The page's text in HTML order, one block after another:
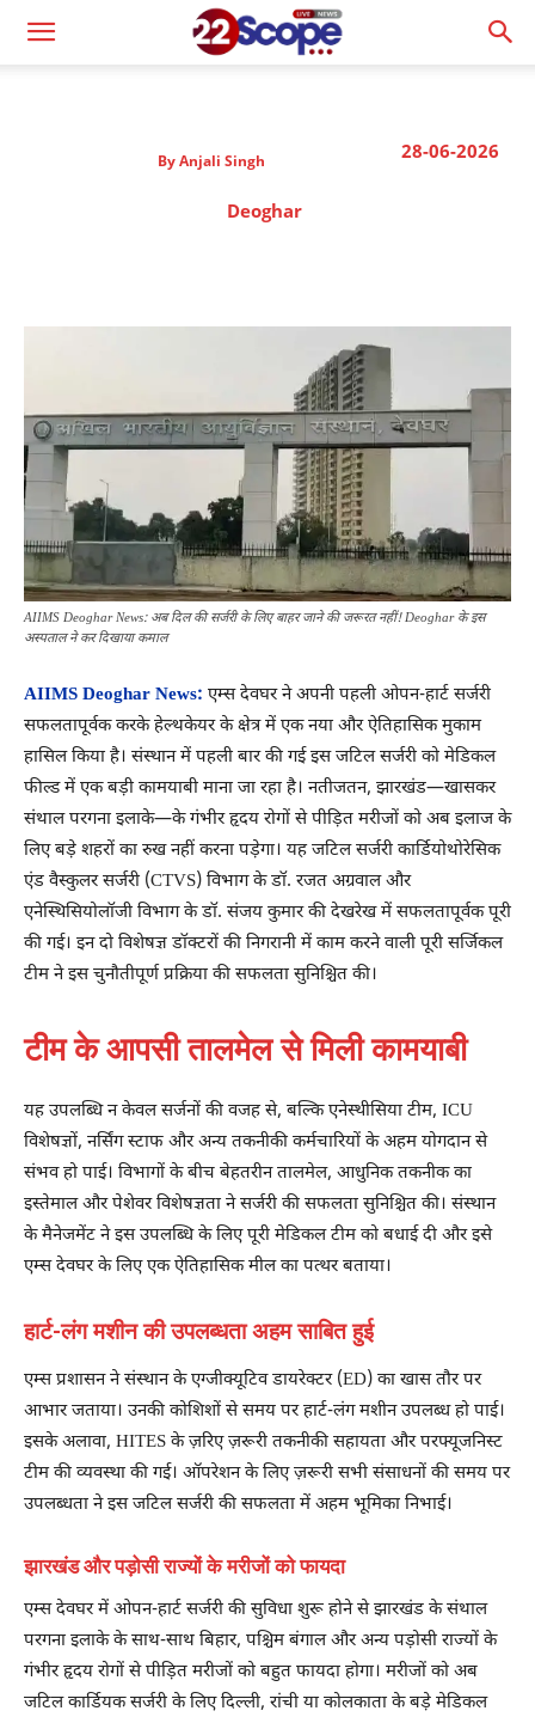
28-06-2026
By Anjali Singh
Deoghar
AIIMS Deoghar News: अब दिल की सर्जरी के लिए बाहर जाने की जरूरत नहीं! Deoghar के इस
अस्पताल ने कर दिखाया कमाल
AIIMS Deoghar News: एम्स देवघर ने अपनी पहली ओपन-हार्ट सर्जरी
सफलतापूर्वक करके हेल्थकेयर के क्षेत्र में एक नया और ऐतिहासिक मुकाम
हासिल किया है। संस्थान में पहली बार की गई इस जटिल सर्जरी को मेडिकल
फील्ड में एक बड़ी कामयाबी माना जा रहा है। नतीजतन, झारखंड—खासकर
संथाल परगना इलाके—के गंभीर हृदय रोगों से पीड़ित मरीजों को अब इलाज के
लिए बड़े शहरों का रुख नहीं करना पड़ेगा। यह जटिल सर्जरी कार्डियोथोरेसिक
एंड वैस्कुलर सर्जरी (CTVS) विभाग के डॉ. रजत अग्रवाल और
एनेस्थिसियोलॉजी विभाग के डॉ. संजय कुमार की देखरेख में सफलतापूर्वक पूरी
की गई। इन दो विशेषज्ञ डॉक्टरों की निगरानी में काम करने वाली पूरी सर्जिकल
टीम ने इस चुनौतीपूर्ण प्रक्रिया की सफलता सुनिश्चित की।
टीम के आपसी तालमेल से मिली कामयाबी
यह उपलब्धि न केवल सर्जनों की वजह से, बल्कि एनेस्थीसिया टीम, ICU
विशेषज्ञों, नर्सिंग स्टाफ और अन्य तकनीकी कर्मचारियों के अहम योगदान से
संभव हो पाई। विभागों के बीच बेहतरीन तालमेल, आधुनिक तकनीक का
इस्तेमाल और पेशेवर विशेषज्ञता ने सर्जरी की सफलता सुनिश्चित की। संस्थान
के मैनेजमेंट ने इस उपलब्धि के लिए पूरी मेडिकल टीम को बधाई दी और इसे
एम्स देवघर के लिए एक ऐतिहासिक मील का पत्थर बताया।
हार्ट-लंग मशीन की उपलब्धता अहम साबित हुई
एम्स प्रशासन ने संस्थान के एग्जीक्यूटिव डायरेक्टर (ED) का खास तौर पर
आभार जताया। उनकी कोशिशों से समय पर हार्ट-लंग मशीन उपलब्ध हो पाई।
इसके अलावा, HITES के ज़रिए ज़रूरी तकनीकी सहायता और परफ्यूजनिस्ट
टीम की व्यवस्था की गई। ऑपरेशन के लिए ज़रूरी सभी संसाधनों की समय पर
उपलब्धता ने इस जटिल सर्जरी की सफलता में अहम भूमिका निभाई।
झारखंड और पड़ोसी राज्यों के मरीजों को फायदा
एम्स देवघर में ओपन-हार्ट सर्जरी की सुविधा शुरू होने से झारखंड के संथाल
परगना इलाके के साथ-साथ बिहार, पश्चिम बंगाल और अन्य पड़ोसी राज्यों के
गंभीर हृदय रोगों से पीड़ित मरीजों को बहुत फायदा होगा। मरीजों को अब
जटिल कार्डियक सर्जरी के लिए दिल्ली, रांची या कोलकाता के बड़े मेडिकल